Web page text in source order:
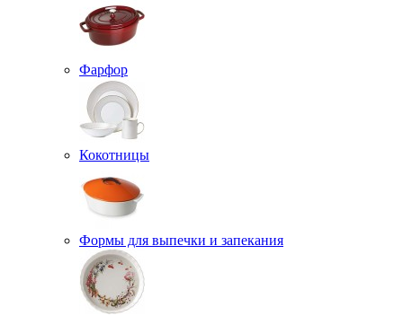
Фарфор
Кокотницы
Формы для выпечки и запекания